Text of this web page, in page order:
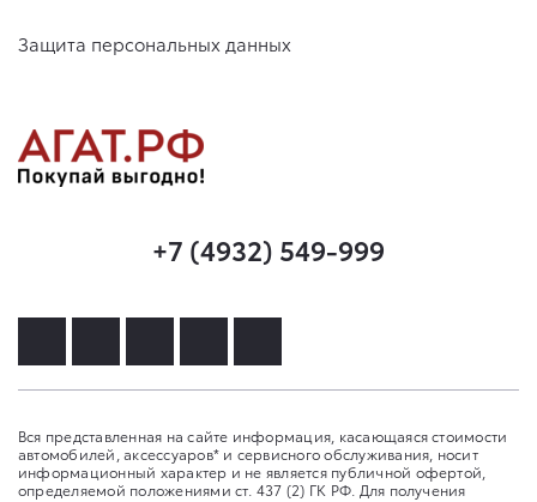
Защита персональных данных
+7 (4932) 549-999
Вся представленная на сайте информация, касающаяся стоимости
автомобилей, аксессуаров* и сервисного обслуживания, носит
информационный характер и не является публичной офертой,
определяемой положениями ст. 437 (2) ГК РФ. Для получения